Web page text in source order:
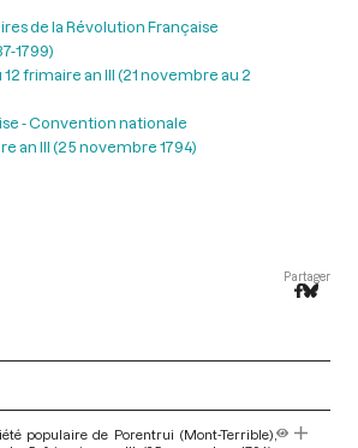
de la Révolution Française
1799)
12 frimaire an III (21 novembre au 2
- Convention nationale
an III (25 novembre 1794)
Partager
populaire de Porentrui (Mont-Terrible),